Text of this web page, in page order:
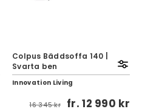
Colpus Bäddsoffa 140 |
Svarta ben
Innovation Living
16 345 kr fr.12 990 kr